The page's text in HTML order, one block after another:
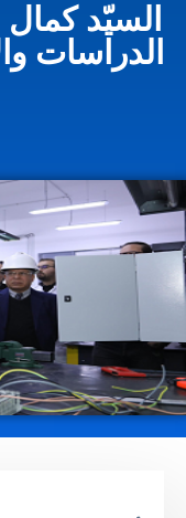
السيّد
الدراسات